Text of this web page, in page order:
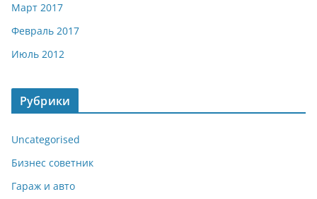
Март 2017
Февраль 2017
Июль 2012
Рубрики
Uncategorised
Бизнес советник
Гараж и авто